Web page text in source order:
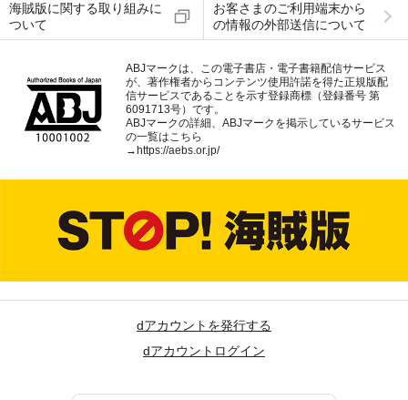
海賊版に関する取り組みに
ついて
お客さまのご利用端末から
の情報の外部送信について
ABJマークは、この電子書店・電子書籍配信サービス
が、著作権者からコンテンツ使用許諾を得た正規版配
信サービスであることを示す登録商標（登録番号 第
6091713号）です。
ABJマークの詳細、ABJマークを掲示しているサービス
の一覧はこちら
→ https://aebs.or.jp/
dアカウントを発行する
dアカウントログイン